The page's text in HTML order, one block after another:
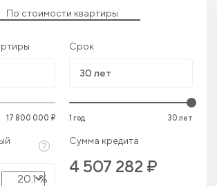
По стоимости квартиры
17 800 000 ₽
Срок
1 год 30 лет
20.1 %
Сумма кредита
4 507 282 ₽